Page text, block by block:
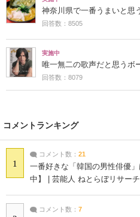
神奈川県で一番うまいと思
回答数：8505
実施中
唯一無二の歌声だと思うボ
回答数：8079
コメントランキング
1
コメント数： 21
一番好きな「韓国の男性俳優
中】 | 芸能人 ねとらぼリサーチ
コメント数： 7